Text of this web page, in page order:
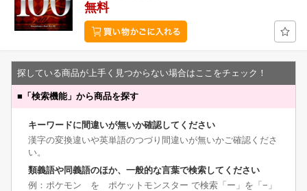
無料
探している商品が上手く見つからない場合はここをチェック！
■ 「検索機能」から商品を探す
キーワードに間違いが無いか確認してください
漢字の変換違いや英単語のつづり間違いが無いかご確認くださ
い。
類義語や同義語のほか、一般的な言葉で検索してください
例：ポケモン を ポケットモンスター で検索「ー」を「−」